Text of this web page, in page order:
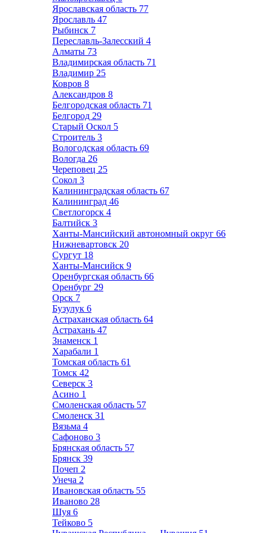
Ярославская область 77
Ярославль 47
Рыбинск 7
Переславль-Залесский 4
Алматы 73
Владимирская область 71
Владимир 25
Ковров 8
Александров 8
Белгородская область 71
Белгород 29
Старый Оскол 5
Строитель 3
Вологодская область 69
Вологда 26
Череповец 25
Сокол 3
Калининградская область 67
Калининград 46
Светлогорск 4
Балтийск 3
Ханты-Мансийский автономный округ 66
Нижневартовск 20
Сургут 18
Ханты-Мансийск 9
Оренбургская область 66
Оренбург 29
Орск 7
Бузулук 6
Астраханская область 64
Астрахань 47
Знаменск 1
Харабали 1
Томская область 61
Томск 42
Северск 3
Асино 1
Смоленская область 57
Смоленск 31
Вязьма 4
Сафоново 3
Брянская область 57
Брянск 39
Почеп 2
Унеча 2
Ивановская область 55
Иваново 28
Шуя 6
Тейково 5